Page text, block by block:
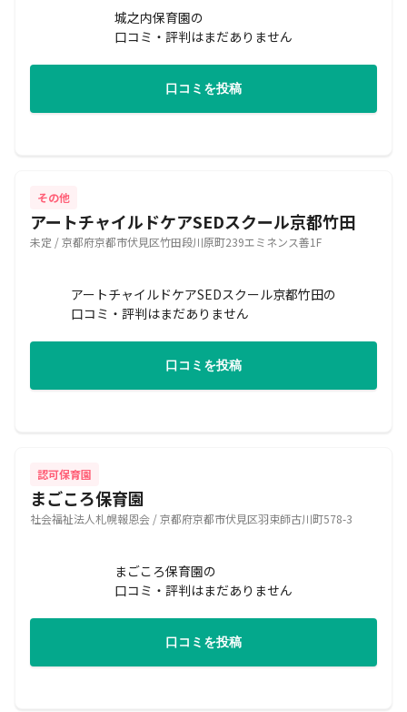
城之内保育園の
口コミ・評判はまだありません
口コミを投稿
その他
アートチャイルドケアSEDスクール京都竹田
未定 / 京都府京都市伏見区竹田段川原町239エミネンス善1F
アートチャイルドケアSEDスクール京都竹田の
口コミ・評判はまだありません
口コミを投稿
認可保育園
まごころ保育園
社会福祉法人札幌報恩会 / 京都府京都市伏見区羽束師古川町578-3
まごころ保育園の
口コミ・評判はまだありません
口コミを投稿